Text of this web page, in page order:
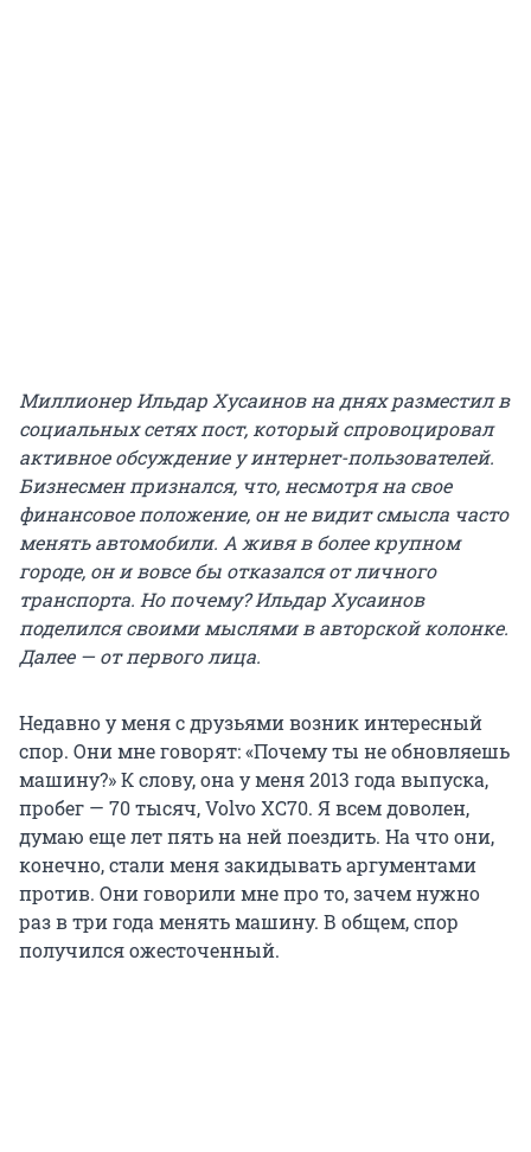
Миллионер Ильдар Хусаинов на днях разместил в
социальных сетях пост, который спровоцировал
активное обсуждение у интернет-пользователей.
Бизнесмен признался, что, несмотря на свое
финансовое положение, он не видит смысла часто
менять автомобили. А живя в более крупном
городе, он и вовсе бы отказался от личного
транспорта. Но почему? Ильдар Хусаинов
поделился своими мыслями в авторской колонке.
Далее — от первого лица.
Недавно у меня с друзьями возник интересный
спор. Они мне говорят: «Почему ты не обновляешь
машину?» К слову, она у меня 2013 года выпуска,
пробег — 70 тысяч, Volvo ХС70. Я всем доволен,
думаю еще лет пять на ней поездить. На что они,
конечно, стали меня закидывать аргументами
против. Они говорили мне про то, зачем нужно
раз в три года менять машину. В общем, спор
получился ожесточенный.